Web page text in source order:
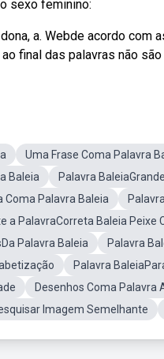
sexo feminino:
dona, a. Webde acordo
final das palavras não
Uma Frase Coma Palavra
Baleia
Palavra BaleiaGrande
Coma Palavra Baleia
a PalavraCorreta Baleia Peixe
Palavra Baleia
Palavra
Palavra
Desenhos Coma Palavra
Imagem Semelhante